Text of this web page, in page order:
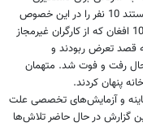
متهمان تبدیل شد و کارآگاهان در دو روز گذشته توانستند 10 نفر را در این خصوص
دستگیر کنند، اما از غدیر ردپایی به دست نیامد. این 10 افغان که از کارگران غیرمجاز
قصد تعرض ربودند و
حال رفت و فوت شد. متهمان
پنهان کردند.
و آزمایش‌های تخصصی علت
گزارش در حال حاضر تلاش‌ها